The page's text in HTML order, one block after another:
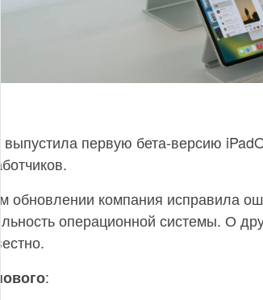
выпустила первую бета-версию
обновлении компания исправила
операционной системы. О
: